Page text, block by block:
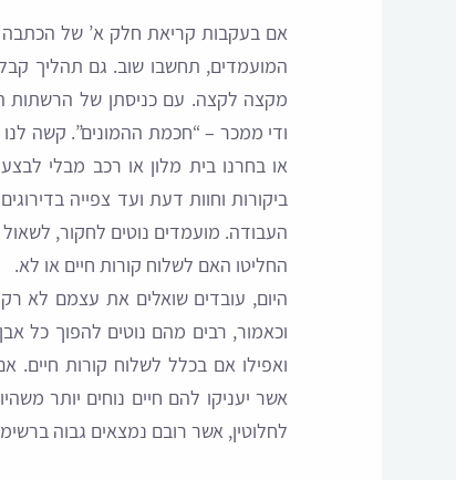
אם בעקבות קריאת חלק א’ של
המועמדים, תחשבו שוב. גם תהליך
מקצה לקצה. עם כניסתן של הרשתות
ודי ממכר – “חכמת ההמונים”. קשה
או בחרנו בית מלון או רכב מבלי
ביקורות וחוות דעת ועד צפייה
העבודה. מועמדים נוטים לחקור,
החליטו האם לשלוח קורות חיים או לא.
היום, עובדים שואלים את עצמם לא
וכאמור, רבים מהם נוטים להפוך כל
אשר יעניקו להם חיים נוחים יותר
לחלוטין, אשר רובם נמצאים גבוה